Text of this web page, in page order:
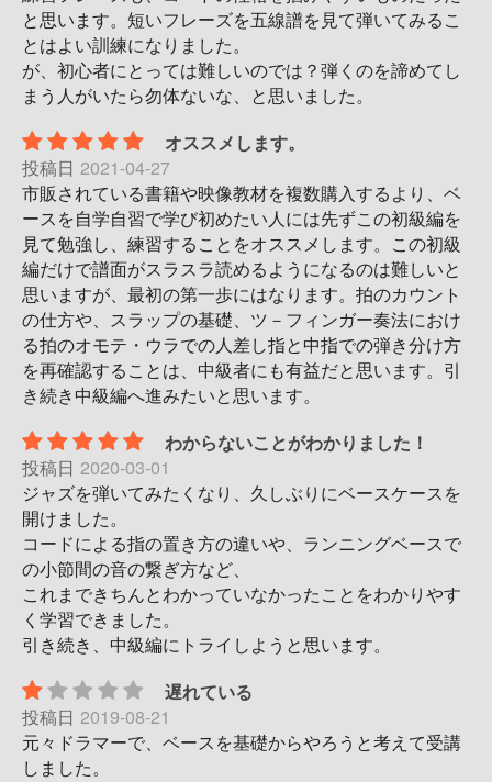
と思います。短いフレーズを五線譜を見て弾いてみるこ
とはよい訓練になりました。
が、初心者にとっては難しいのでは？弾くのを諦めてし
まう人がいたら勿体ないな、と思いました。
オススメします。
投稿日 2021-04-27
市販されている書籍や映像教材を複数購入するより、ベ
ースを自学自習で学び初めたい人には先ずこの初級編を
見て勉強し、練習することをオススメします。この初級
編だけで譜面がスラスラ読めるようになるのは難しいと
思いますが、最初の第一歩にはなります。拍のカウント
の仕方や、スラップの基礎、ツ－フィンガー奏法におけ
る拍のオモテ・ウラでの人差し指と中指での弾き分け方
を再確認することは、中級者にも有益だと思います。引
き続き中級編へ進みたいと思います。
わからないことがわかりました！
投稿日 2020-03-01
ジャズを弾いてみたくなり、久しぶりにベースケースを
開けました。
コードによる指の置き方の違いや、ランニングベースで
の小節間の音の繋ぎ方など、
これまできちんとわかっていなかったことをわかりやす
く学習できました。
引き続き、中級編にトライしようと思います。
遅れている
投稿日 2019-08-21
元々ドラマーで、ベースを基礎からやろうと考えて受講
しました。